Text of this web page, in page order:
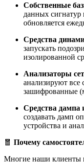
Собственные
данных
обновляется
Средства
запускать
изолированной
Анализаторы
анализируют все
зашифрованные
Средства дампа
создавать дамп
устройства и
🧧 Почему
Многие наши клиенты